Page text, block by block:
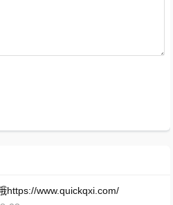
https://www.quickqxi.com/